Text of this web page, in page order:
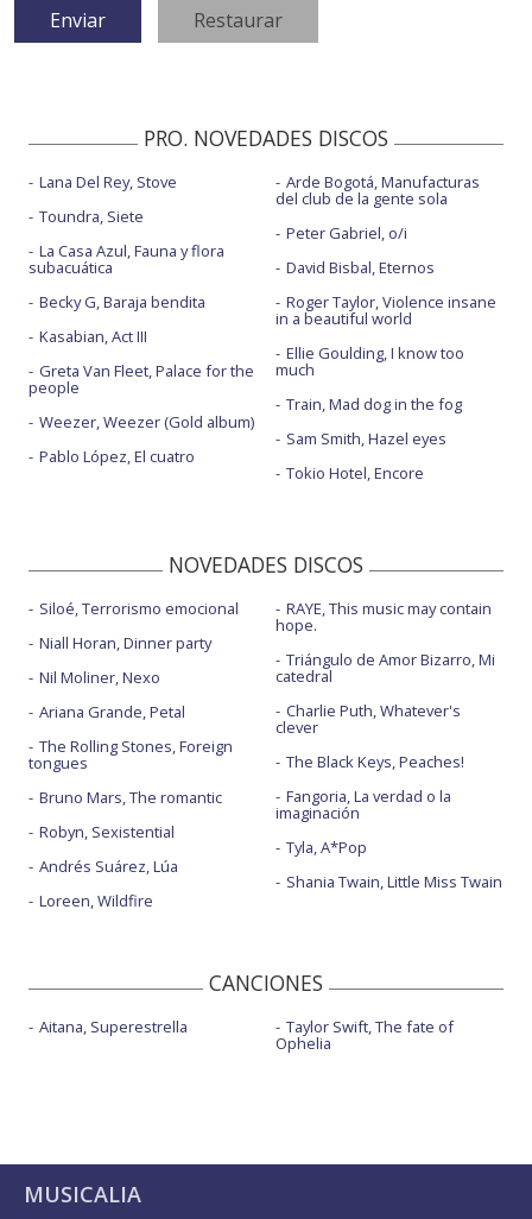
PRO. NOVEDADES DISCOS
Lana Del Rey, Stove
Toundra, Siete
La Casa Azul, Fauna y flora
subacuática
Becky G, Baraja bendita
Kasabian, Act III
Greta Van Fleet, Palace for the
people
Weezer, Weezer (Gold album)
Pablo López, El cuatro
Arde Bogotá, Manufacturas
del club de la gente sola
Peter Gabriel, o/i
David Bisbal, Eternos
Roger Taylor, Violence insane
in a beautiful world
Ellie Goulding, I know too
much
Train, Mad dog in the fog
Sam Smith, Hazel eyes
Tokio Hotel, Encore
NOVEDADES DISCOS
Siloé, Terrorismo emocional
Niall Horan, Dinner party
Nil Moliner, Nexo
Ariana Grande, Petal
The Rolling Stones, Foreign
tongues
Bruno Mars, The romantic
Robyn, Sexistential
Andrés Suárez, Lúa
Loreen, Wildfire
RAYE, This music may contain
hope.
Triángulo de Amor Bizarro, Mi
catedral
Charlie Puth, Whatever's
clever
The Black Keys, Peaches!
Fangoria, La verdad o la
imaginación
Tyla, A*Pop
Shania Twain, Little Miss Twain
CANCIONES
Aitana, Superestrella Taylor Swift, The fate of
Ophelia
MUSICALIA